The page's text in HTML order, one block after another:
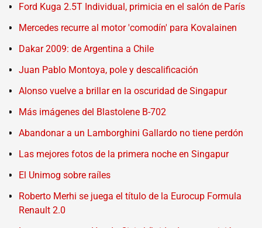
Ford Kuga 2.5T Individual, primicia en el salón de París
Mercedes recurre al motor 'comodín' para Kovalainen
Dakar 2009: de Argentina a Chile
Juan Pablo Montoya, pole y descalificación
Alonso vuelve a brillar en la oscuridad de Singapur
Más imágenes del Blastolene B-702
Abandonar a un Lamborghini Gallardo no tiene perdón
Las mejores fotos de la primera noche en Singapur
El Unimog sobre raíles
Roberto Merhi se juega el título de la Eurocup Formula
Renault 2.0